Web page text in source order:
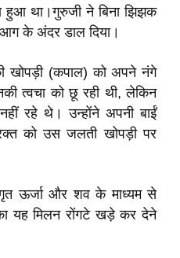
हुआ था।गुरुजी ने बिना झिझक
के अंदर डाल दिया।
खोपड़ी (कपाल) को अपने नंगे
त्वचा को छू रही थी, लेकिन
रहे थे। उन्होंने अपनी बाईं
को उस जलती खोपड़ी पर
और शव के माध्यम से
का यह मिलन रोंगटे खड़े कर देने